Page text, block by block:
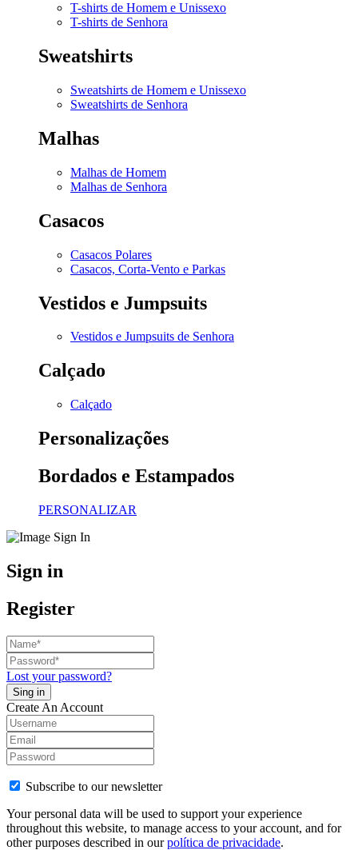
T-shirts de Homem e Unissexo
T-shirts de Senhora
Sweatshirts
Sweatshirts de Homem e Unissexo
Sweatshirts de Senhora
Malhas
Malhas de Homem
Malhas de Senhora
Casacos
Casacos Polares
Casacos, Corta-Vento e Parkas
Vestidos e Jumpsuits
Vestidos e Jumpsuits de Senhora
Calçado
Calçado
Personalizações
Bordados e Estampados
PERSONALIZAR
Sign in
Register
Lost your password?
Create An Account
Subscribe to our newsletter
Your personal data will be used to support your experience
throughout this website, to manage access to your account, and for
other purposes described in ourpolítica de privacidade.